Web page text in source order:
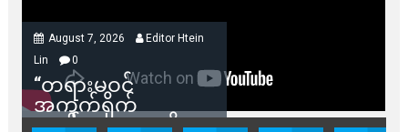
August 7, 2026
Editor Htein
Lin
0
“တရားမဝင်
အကွက်ရိုက်
ရောင်းချမှုတွေကို